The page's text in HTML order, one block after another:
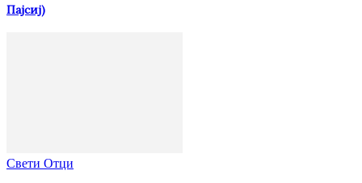
Пајсиј)
Свети Отци